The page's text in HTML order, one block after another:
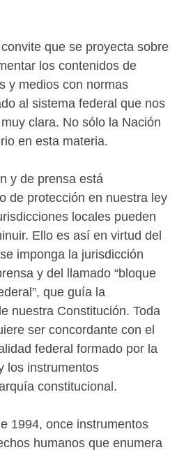
que se proyecta sobre
los contenidos de
y medios con normas
al sistema federal que nos
clara. No sólo la Nación
en esta materia.
y de prensa está
de protección en nuestra ley
locales pueden
Ello es así en virtud del
imponga la jurisdicción
y del llamado “bloque
que guía la
nuestra Constitución. Toda
ser concordante con el
federal formado por la
los instrumentos
constitucional.
1994, once instrumentos
humanos que enumera